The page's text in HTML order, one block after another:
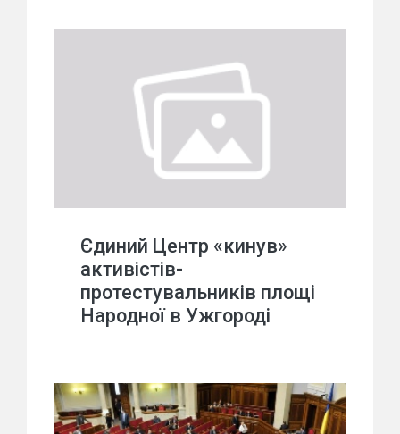
Єдиний Центр «кинув»
активістів-
протестувальників площі
Народної в Ужгороді